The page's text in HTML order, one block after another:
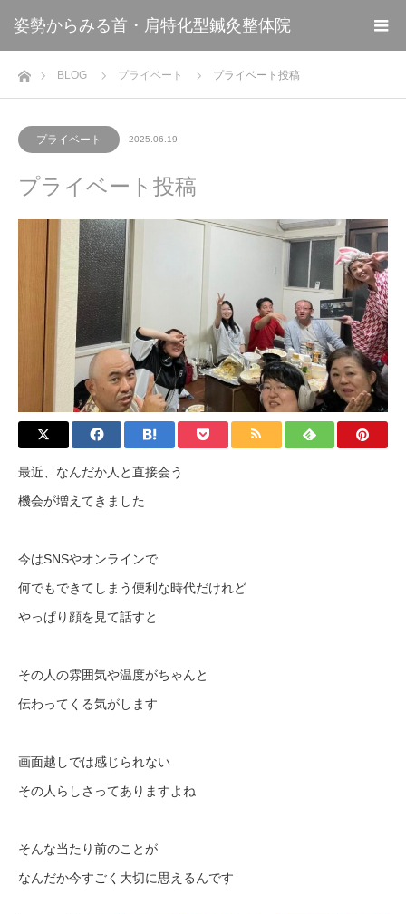
姿勢からみる首・肩特化型鍼灸整体院
ホームBLOG プライベート プライベート投稿
プライベート 2025.06.19
プライベート投稿
最近、なんだか人と直接会う
機会が増えてきました
今はSNSやオンラインで
何でもできてしまう便利な時代だけれど
やっぱり顔を見て話すと
その人の雰囲気や温度がちゃんと
伝わってくる気がします
画面越しでは感じられない
その人らしさってありますよね
そんな当たり前のことが
なんだか今すごく大切に思えるんです